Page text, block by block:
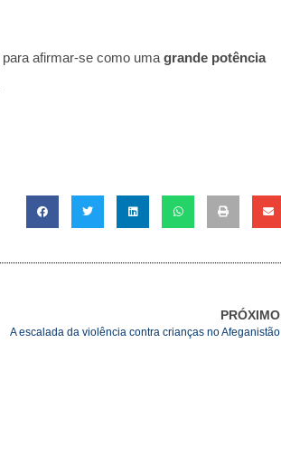
para afirmar-se como uma grande potência
PRÓXIMO
A escalada da violência contra crianças no Afeganistão